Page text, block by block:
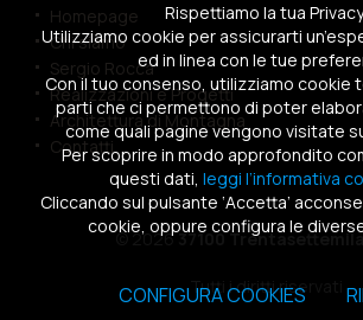
Homepage
Chi siamo
Sergio Rocca
Realizzazioni e Progetti
Architettura di Montagna
Contatti
© 202637100
Tutti i diritti riservati
Rispettiamo la tua
Utilizziamo cookie per assicurarti
ed in linea con le tue
Con il tuo consenso, utilizziamo cookie
parti che ci permettono di poter
come quali pagine vengono visitate
Per scoprire in modo approfondito
questi dati, leggi l’informativa
Cliccando sul pulsante ‘Accetta’
cookie, oppure configura le
CONFIGURA COOKIES